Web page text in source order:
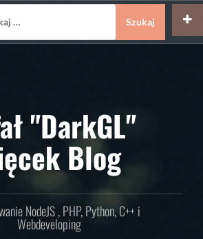
"DarkGL"
Blog
NodeJS , PHP, Python, C++ i
Webdeveloping